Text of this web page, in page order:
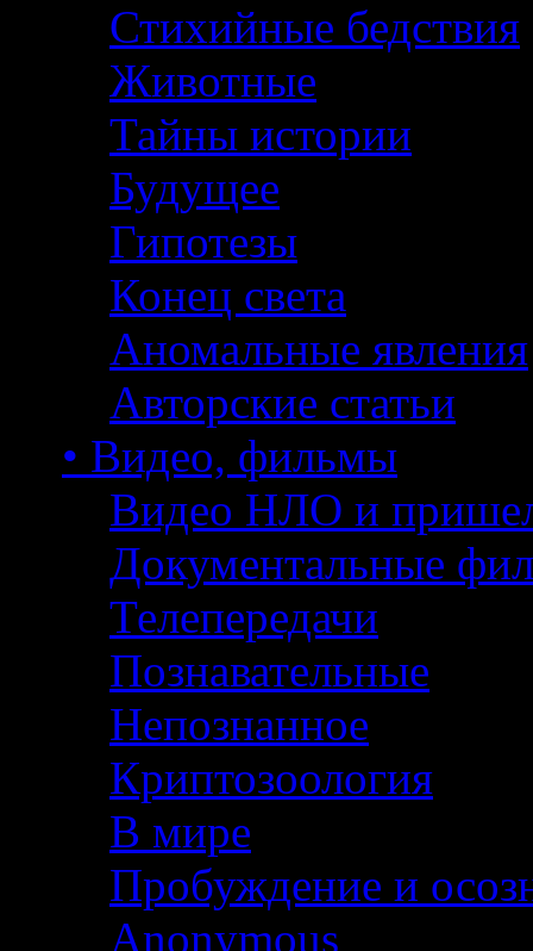
Стихийные бедствия
Животные
Тайны истории
Будущее
Гипотезы
Конец света
Аномальные явления
Авторские статьи
• Видео, фильмы
Видео НЛО и
Документальные
Телепередачи
Познавательные
Непознанное
Криптозоология
В мире
Пробуждение и
Anonymous